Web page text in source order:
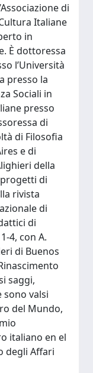
di
Italiane
in
È dottoressa
l’Università
presso la
Sociali in
presso
di
di Filosofia
e di
della
di
rivista
di
di
4, con A.
di Buenos
saggi,
valsi
del Mundo,
italiano en el
degli Affari